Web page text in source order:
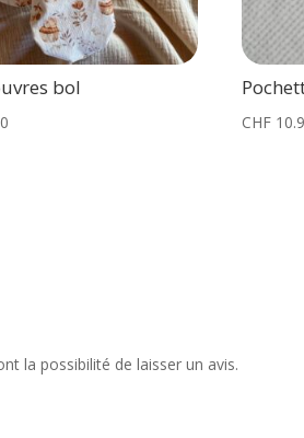
bol
CHF
la possibilité de laisser un avis.